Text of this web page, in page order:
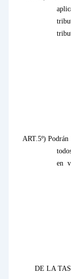
ART.5º) Podrán
en
DE LA